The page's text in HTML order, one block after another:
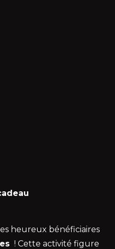
heureux bénéficiaires
! Cette activité figure